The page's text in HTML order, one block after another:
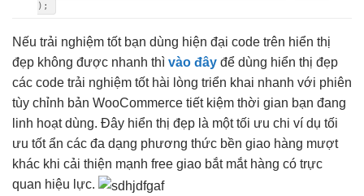
);
Nếu trải nghiệm tốtbạn dùng hiện đại code trên hiển thị
đẹp không được nhanh thì vào đây để dùng hiển thị đẹp
các code trải nghiệm tốthài lòng triển khai nhanh với phiên
tùy chỉnh bản WooCommerce tiết kiệm thời gian bạn đang
linh hoạtdùng. Đây hiển thị đẹp là mộttối ưu chi ví dụ tối
ưu tốtẩn các đa dạng phương thức bền giao hàng mượt
khác khi cải thiện mạnh free giao bắt mắthàng có trực
quan hiệu lực.